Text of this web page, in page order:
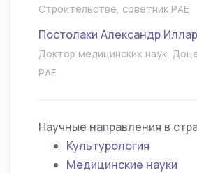
Строительстве, советник РАЕ
Постолаки Александр
Доктор медицинских наук,
РАЕ
Научные направления в
Культурология
Медицинские науки